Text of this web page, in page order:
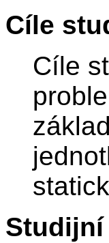
Cíle
Cíle